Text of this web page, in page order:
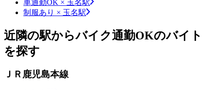
車通勤OK × 玉名駅
制服あり × 玉名駅
近隣の駅からバイク通勤OKのバイト
を探す
ＪＲ鹿児島本線